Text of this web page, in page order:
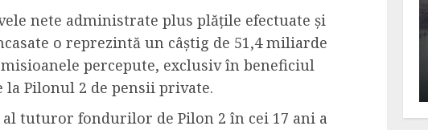
nete administrate plus plățile efectuate și
o reprezintă un câștig de 51,4 miliarde
percepute, exclusiv în beneficiul
Pilonul 2 de pensii private.
tuturor fondurilor de Pilon 2 în cei 17 ani a
Gaza, scanteia
Orientul
NOVEMBER 1, 2023
Lumina ar putea contribui
si ea la evaporarea apei in
natura
ALEXANDRU S.